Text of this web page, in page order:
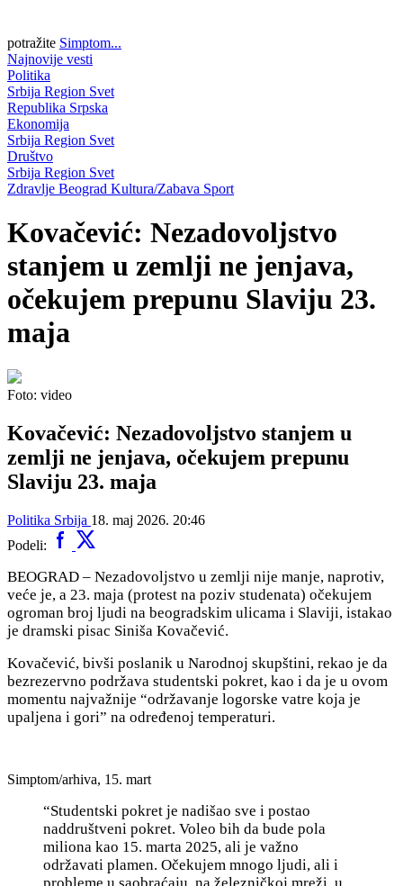
potražite Simptom...
Najnovije vesti
Politika
Srbija Region Svet
Republika Srpska
Ekonomija
Srbija Region Svet
Društvo
Srbija Region Svet
Zdravlje Beograd Kultura/Zabava Sport
Kovačević: Nezadovoljstvo
stanjem u zemlji ne jenjava,
očekujem prepunu Slaviju 23.
maja
Foto: video
Kovačević: Nezadovoljstvo stanjem u
zemlji ne jenjava, očekujem prepunu
Slaviju 23. maja
Politika Srbija 18. maj 2026. 20:46
Podeli:
BEOGRAD – Nezadovoljstvo u zemlji nije manje, naprotiv,
veće je, a 23. maja (protest na poziv studenata) očekujem
ogroman broj ljudi na beogradskim ulicama i Slaviji, istakao
je dramski pisac Siniša Kovačević.
Kovačević, bivši poslanik u Narodnoj skupštini, rekao je da
bezrezervno podržava studentski pokret, kao i da je u ovom
momentu najvažnije “održavanje logorske vatre koja je
upaljena i gori” na određenoj temperaturi.
Simptom/arhiva, 15. mart
“Studentski pokret je nadišao sve i postao
naddruštveni pokret. Voleo bih da bude pola
miliona kao 15. marta 2025, ali je važno
održavati plamen. Očekujem mnogo ljudi, ali i
probleme u saobraćaju, na železničkoj mreži, u